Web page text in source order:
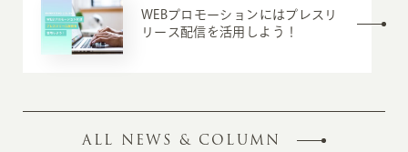
WEBプロモーションにはプレスリ
リース配信を活用しよう！
ALL NEWS & COLUMN